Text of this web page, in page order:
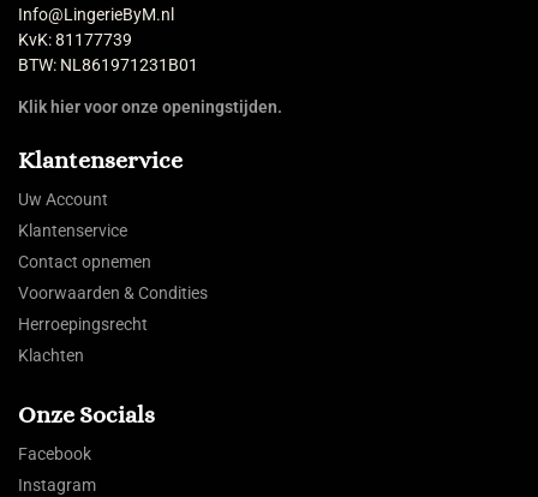
Info@LingerieByM.nl
KvK: 81177739
BTW: NL861971231B01
Klik hier voor onze openingstijden.
Klantenservice
Uw Account
Klantenservice
Contact opnemen
Voorwaarden & Condities
Herroepingsrecht
Klachten
Onze Socials
Facebook
Instagram